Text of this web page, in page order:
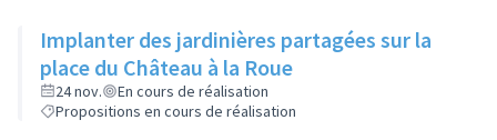
Implanter des jardinières partagées sur la
place du Château à la Roue
24 nov.
En cours de réalisation
Propositions en cours de réalisation